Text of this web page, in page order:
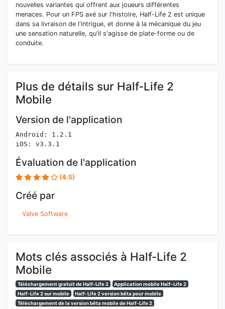
nouvelles variantes qui offrent aux joueurs différentes
menaces. Pour un FPS axé sur l'histoire, Half-Life 2 est unique
dans sa livraison de l'intrigue, et donne à la mécanique du jeu
une sensation naturelle, qu'il s'agisse de plate-forme ou de
conduite.
Plus de détails sur Half-Life 2
Mobile
Version de l'application
Android: 1.2.1
iOS: v3.3.1
Évaluation de l'application
(4.5)
Créé par
Valve Software
Mots clés associés à Half-Life 2
Mobile
Téléchargement gratuit de Half-Life 2
Application mobile Half-Life 2
Half-Life 2 sur mobile
Half-Life 2 version bêta pour mobile
Téléchargement de la version bêta mobile de Half-Life 2